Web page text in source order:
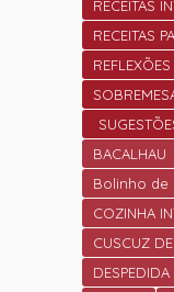
RECEITAS
RECEITAS
REFLEXÕES
BACALHAU
Bolinho de
COZINHA
CUSCUZ
DESPEDIDA